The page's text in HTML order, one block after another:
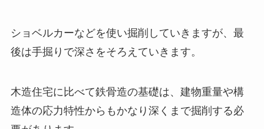
ショベルカーなどを使い掘削していきますが、最
後は手掘りで深さをそろえていきます。
木造住宅に比べて鉄骨造の基礎は、建物重量や構
造体の応力特性からもかなり深くまで掘削する必